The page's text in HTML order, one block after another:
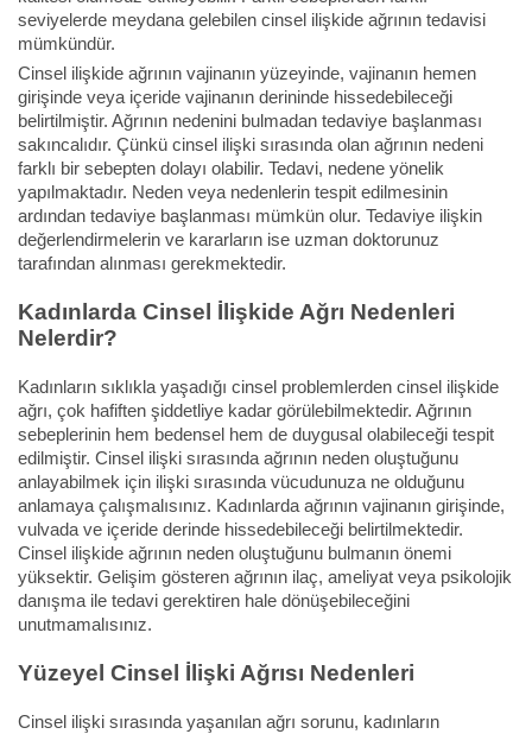
seviyelerde meydana gelebilen cinsel ilişkide ağrının tedavisi
mümkündür.
Cinsel ilişkide ağrının vajinanın yüzeyinde, vajinanın hemen
girişinde veya içeride vajinanın derininde hissedebileceği
belirtilmiştir. Ağrının nedenini bulmadan tedaviye başlanması
sakıncalıdır. Çünkü cinsel ilişki sırasında olan ağrının nedeni
farklı bir sebepten dolayı olabilir. Tedavi, nedene yönelik
yapılmaktadır. Neden veya nedenlerin tespit edilmesinin
ardından tedaviye başlanması mümkün olur. Tedaviye ilişkin
değerlendirmelerin ve kararların ise uzman doktorunuz
tarafından alınması gerekmektedir.
Kadınlarda Cinsel İlişkide Ağrı Nedenleri
Nelerdir?
Kadınların sıklıkla yaşadığı cinsel problemlerden cinsel ilişkide
ağrı, çok hafiften şiddetliye kadar görülebilmektedir. Ağrının
sebeplerinin hem bedensel hem de duygusal olabileceği tespit
edilmiştir. Cinsel ilişki sırasında ağrının neden oluştuğunu
anlayabilmek için ilişki sırasında vücudunuza ne olduğunu
anlamaya çalışmalısınız. Kadınlarda ağrının vajinanın girişinde,
vulvada ve içeride derinde hissedebileceği belirtilmektedir.
Cinsel ilişkide ağrının neden oluştuğunu bulmanın önemi
yüksektir. Gelişim gösteren ağrının ilaç, ameliyat veya psikolojik
danışma ile tedavi gerektiren hale dönüşebileceğini
unutmamalısınız.
Yüzeyel Cinsel İlişki Ağrısı Nedenleri
Cinsel ilişki sırasında yaşanılan ağrı sorunu, kadınların